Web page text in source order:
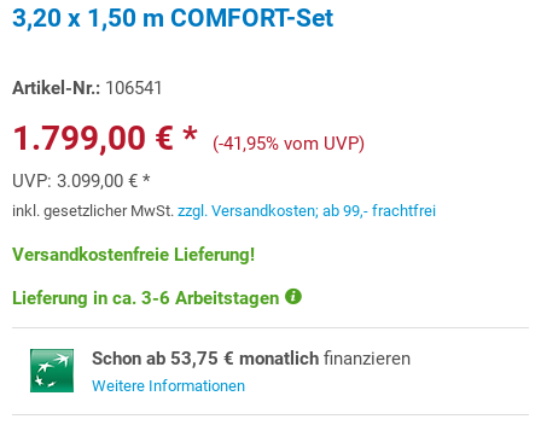
3,20 x 1,50 m COMFORT-Set
Artikel-Nr.: 106541
1.799,00 € *
(-41,95% vom UVP)
UVP: 3.099,00 € *
inkl. gesetzlicher MwSt. zzgl. Versandkosten; ab 99,- frachtfrei
Versandkostenfreie Lieferung!
Lieferung in ca. 3-6 Arbeitstagen
Schon ab 53,75 € monatlich finanzieren
Weitere Informationen